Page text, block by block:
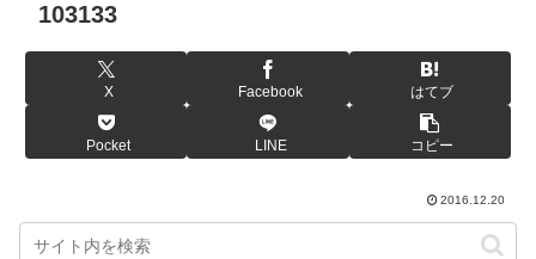
103133
X Facebook はてブ
Pocket LINE コピー
2016.12.20